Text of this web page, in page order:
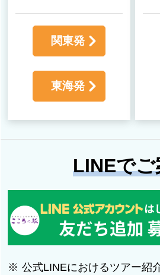
関東発
東海発
LINEでご
公式LINEにおけるツアー紹